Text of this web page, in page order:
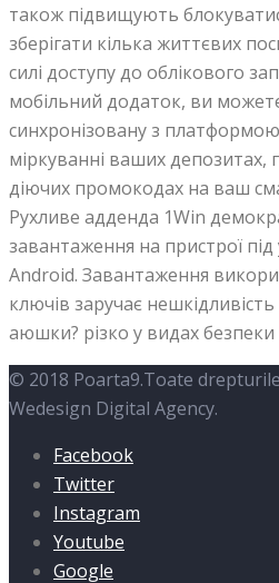
також підвищують
зберігати кілька життєвих
силі доступу до облікового
мобільний додаток, ви
синхронізовану з
міркуванні ваших депозитах,
діючих промокодах на ваш
Рухливе адденда 1Win
завантаження на пристрої під
Android. Завантаження
ключів заручає
аюшки? різко у видах
© 2018 Poarta9.Toate
Wedesign Digital Agency.
Facebook
Twitter
Instagram
Youtube
Google